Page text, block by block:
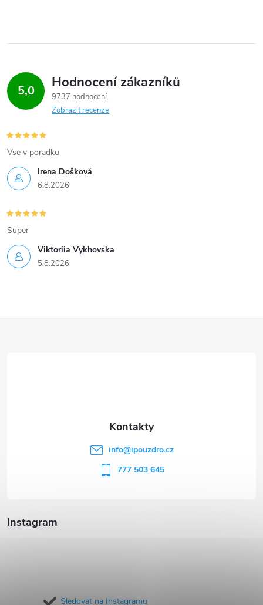
5,0 Hodnocení zákazníků
9737 hodnocení
Zobrazit recenze
Irena Došková
6.8.2026
Vse v poradku
Viktoriia Vykhovska
5.8.2026
Super
Instagram
Sledovat na Instagramu
info@ipouzdro.cz
777 503 645